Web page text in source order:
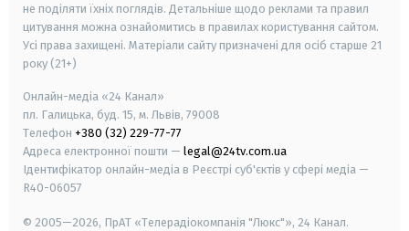
не поділяти їхніх поглядів. Детальніше щодо реклами та правил
цитування можна ознайомитись в правилах користування сайтом.
Усі права захищені. Матеріали сайту призначені для осіб старше 21
року (21+)
Онлайн-медіа «24 Канал»
пл. Галицька, буд. 15, м. Львів, 79008
Телефон +380 (32) 229-77-77
Адреса електронної пошти — legal@24tv.com.ua
Ідентифікатор онлайн-медіа в Реєстрі суб'єктів у сфері медіа —
R40-06057
© 2005—2026, ПрАТ «Телерадіокомпанія "Люкс"», 24 Канал.